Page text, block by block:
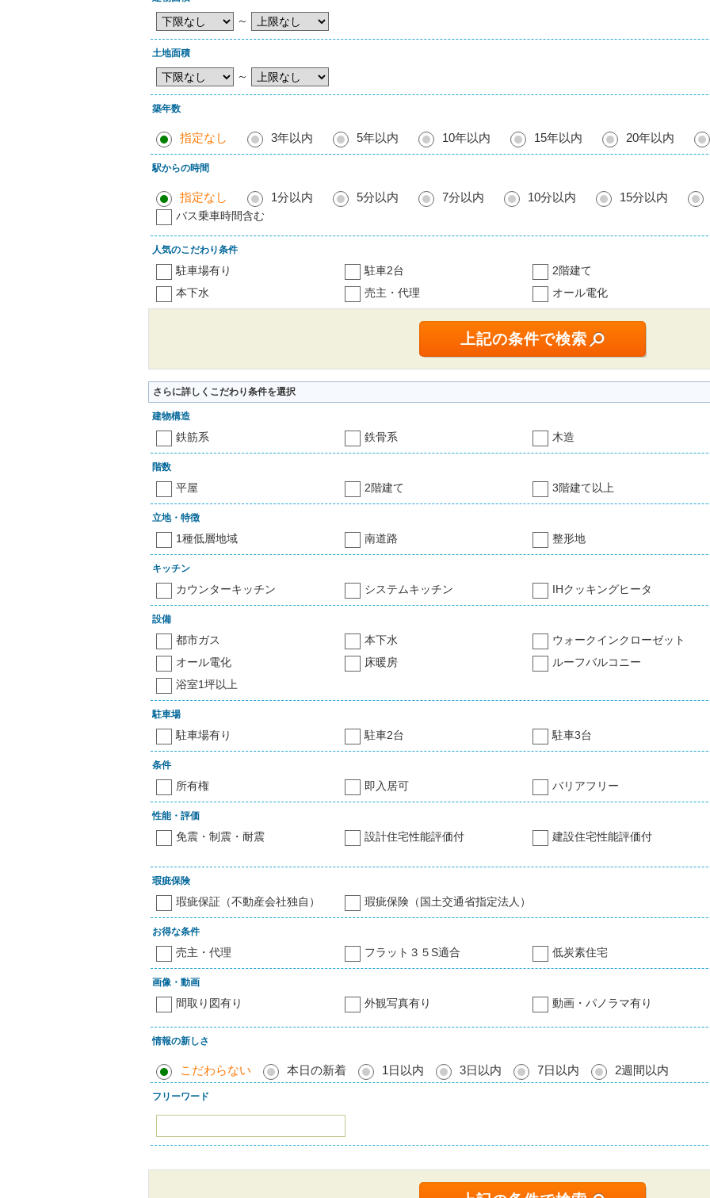
～
土地面積
～
築年数
指定なし 3年以内 5年以内 10年以内 15年以内 20年以内
駅からの時間
指定なし 1分以内 5分以内 7分以内 10分以内 15分以内
バス乗車時間含む
人気のこだわり条件
駐車場有り 駐車2台 2階建て
本下水
売主・代理 オール電化
さらに詳しくこだわり条件を選択
建物構造
鉄筋系 鉄骨系 木造
階数
平屋 2階建て 3階建て以上
立地・特徴
1種低層地域 南道路 整形地
キッチン
カウンターキッチン システムキッチン IHクッキングヒータ
設備
都市ガス 本下水 ウォークインクローゼット
オール電化
床暖房 ルーフバルコニー
浴室1坪以上
駐車場
駐車場有り 駐車2台 駐車3台
条件
所有権 即入居可 バリアフリー
性能・評価
免震・制震・耐震 設計住宅性能評価付 建設住宅性能評価付
瑕疵保険
瑕疵保証（不動産会社独自） 瑕疵保険（国土交通省指定法人）
お得な条件
売主・代理 フラット３５S適合 低炭素住宅
画像・動画
間取り図有り 外観写真有り 動画・パノラマ有り
情報の新しさ
こだわらない 本日の新着 1日以内 3日以内 7日以内 2週間以内
フリーワード